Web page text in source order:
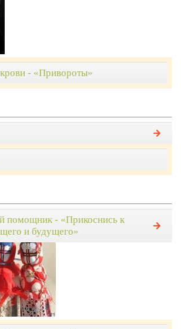
- «Привороты»
помощник - «Прикоснись к
и будущего»